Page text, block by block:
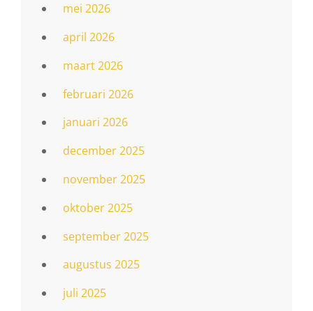
mei 2026
april 2026
maart 2026
februari 2026
januari 2026
december 2025
november 2025
oktober 2025
september 2025
augustus 2025
juli 2025